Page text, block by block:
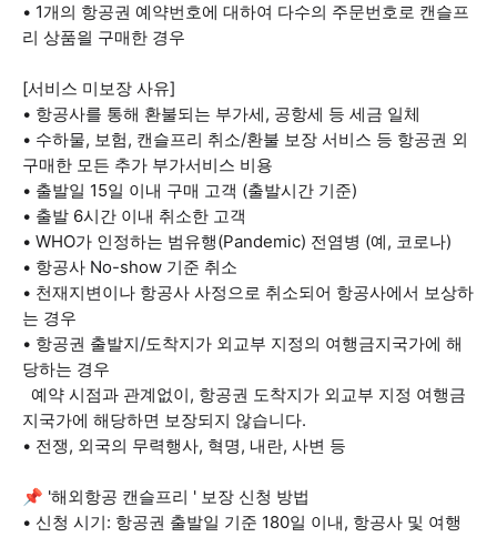
• 1개의 항공권 예약번호에 대하여 다수의 주문번호로 캔슬프
리 상품읠 구매한 경우
[서비스 미보장 사유]
• 항공사를 통해 환불되는 부가세, 공항세 등 세금 일체
• 수하물, 보험, 캔슬프리 취소/환불 보장 서비스 등 항공권 외
구매한 모든 추가 부가서비스 비용
• 출발일 15일 이내 구매 고객 (출발시간 기준)
• 출발 6시간 이내 취소한 고객
• WHO가 인정하는 범유행(Pandemic) 전염병 (예, 코로나)
• 항공사 No-show 기준 취소
• 천재지변이나 항공사 사정으로 취소되어 항공사에서 보상하
는 경우
• 항공권 출발지/도착지가 외교부 지정의 여행금지국가에 해
당하는 경우
예약 시점과 관계없이, 항공권 도착지가 외교부 지정 여행금
지국가에 해당하면 보장되지 않습니다.
• 전쟁, 외국의 무력행사, 혁명, 내란, 사변 등
📌 '해외항공 캔슬프리 ' 보장 신청 방법
• 신청 시기: 항공권 출발일 기준 180일 이내, 항공사 및 여행